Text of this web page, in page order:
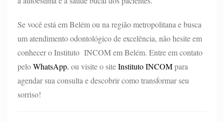
Se você está em Belém ou na região metropolitana e busca
um atendimento odontológico de excelência, não hesite em
conhecer o Instituto INCOM em Belém. Entre em contato
peloWhatsApp. ou visite o siteInstituto INCOMpara
agendar sua consulta e descobrir como transformar seu
sorriso!